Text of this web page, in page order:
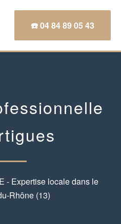
☎️ 04 84 89 05 43
- Expertise locale dans le
Rhône (13)